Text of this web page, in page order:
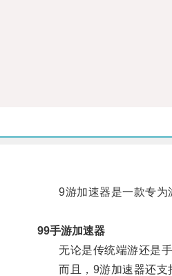
9游加速器是一款专为游
99手游加速器
无论是传统端游还是手
而且，9游加速器还支持